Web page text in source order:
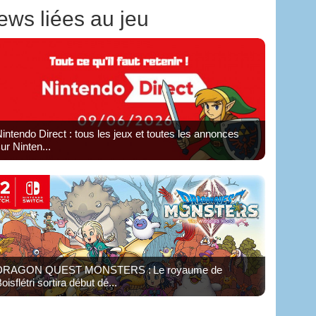
liées au jeu
Direct : tous les jeux et toutes les annonces
Ninten...
QUEST MONSTERS : Le royaume de
sortira début dé...